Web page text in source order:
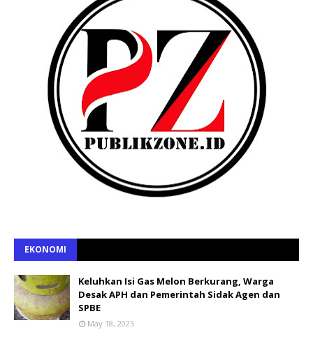
EKONOMI
Keluhkan Isi Gas Melon Berkurang, Warga
Desak APH dan Pemerintah Sidak Agen dan
SPBE
May 18, 2025